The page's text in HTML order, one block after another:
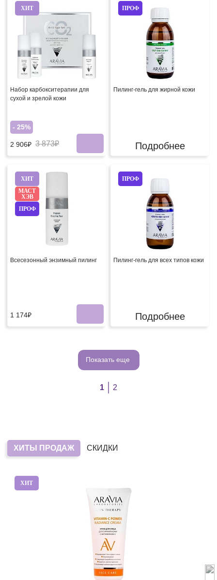
ХИТ
Набор карбокситерапии для
сухой и зрелой кожи
- 25%
2 906₽ 3 873₽
ПРОФ
Пилинг-гель для жирной кожи
Подробнее
ХИТ
МАСТ
ХЭВ
ПРОФ
Всесезонный энзимный пилинг
1 174₽
ПРОФ
Пилинг-гель для всех типов кожи
Подробнее
Показать еще
1 2
ХИТЫ ПРОДАЖ СКИДКИ
ХИТ